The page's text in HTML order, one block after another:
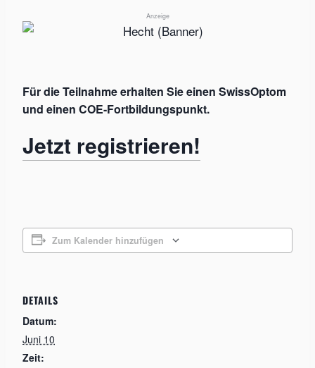
Anzeige
Für die Teilnahme erhalten Sie einen SwissOptom
und einen COE-Fortbildungspunkt.
Jetzt registrieren!
Zum Kalender hinzufügen
DETAILS
Datum:
Juni 10
Zeit: